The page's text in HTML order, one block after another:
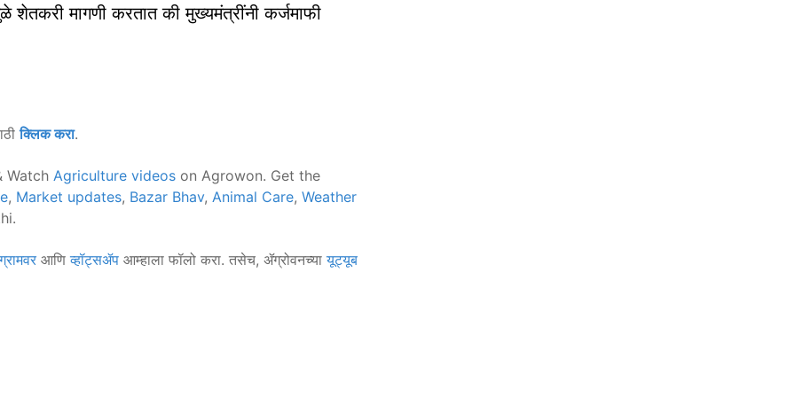
शेतकरी मागणी करतात की मुख्यमंत्रींनी कर्जमाफी
क्लिक करा.
Watch Agriculture videos on Agrowon. Get the
, Market updates, Bazar Bhav, Animal Care, Weather
आणिव्हॉट्सॲप आम्हाला फॉलो करा. तसेच, ॲग्रोवनच्यायूट्यूब